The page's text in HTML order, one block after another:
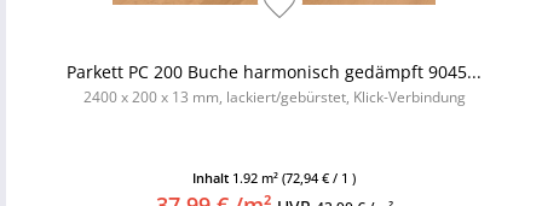
Parkett PC 200 Buche harmonisch gedämpft 9045...
2400 x 200 x 13 mm, lackiert/gebürstet, Klick-Verbindung
Inhalt 1.92 m² (72,94 € / 1 )